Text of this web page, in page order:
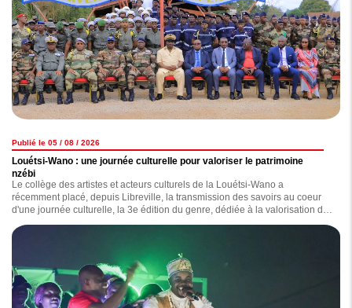
Publié le 05 / 08 / 2026
Louétsi-Wano : une journée culturelle pour valoriser le patrimoine
nzébi
Le collège des artistes et acteurs culturels de la Louétsi-Wano a
récemment placé, depuis Libreville, la transmission des savoirs au coeur
d'une journée culturelle, la 3e édition du genre, dédiée à la valorisation du
patrimoine nzebi.